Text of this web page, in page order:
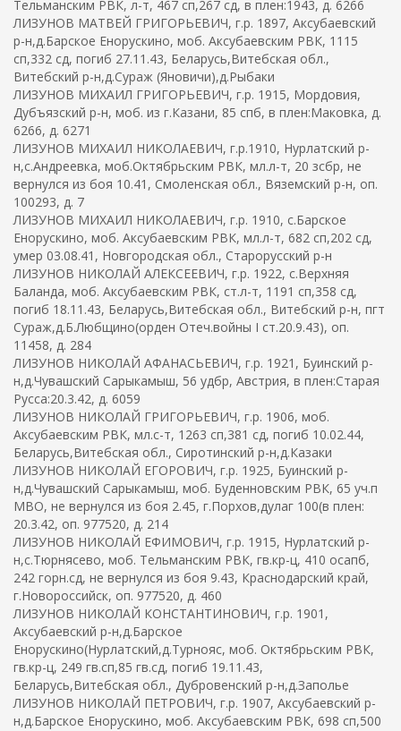
Тельманским РВК, л-т, 467 сп,267 сд, в плен:1943, д. 6266
ЛИЗУНОВ МАТВЕЙ ГРИГОРЬЕВИЧ, г.р. 1897, Аксубаевский
р-н,д.Барское Енорускино, моб. Аксубаевским РВК, 1115
сп,332 сд, погиб 27.11.43, Беларусь,Витебская обл.,
Витебский р-н,д.Сураж (Яновичи),д.Рыбаки
ЛИЗУНОВ МИХАИЛ ГРИГОРЬЕВИЧ, г.р. 1915, Мордовия,
Дубъязский р-н, моб. из г.Казани, 85 спб, в плен:Маковка, д.
6266, д. 6271
ЛИЗУНОВ МИХАИЛ НИКОЛАЕВИЧ, г.р.1910, Нурлатский р-
н,с.Андреевка, моб.Октябрьским РВК, мл.л-т, 20 зсбр, не
вернулся из боя 10.41, Смоленская обл., Вяземский р-н, оп.
100293, д. 7
ЛИЗУНОВ МИХАИЛ НИКОЛАЕВИЧ, г.р. 1910, с.Барское
Енорускино, моб. Аксубаевским РВК, мл.л-т, 682 сп,202 сд,
умер 03.08.41, Новгородская обл., Старорусский р-н
ЛИЗУНОВ НИКОЛАЙ АЛЕКСЕЕВИЧ, г.р. 1922, с.Верхняя
Баланда, моб. Аксубаевским РВК, ст.л-т, 1191 сп,358 сд,
погиб 18.11.43, Беларусь,Витебская обл., Витебский р-н, пгт
Сураж,д.Б.Любщино(орден Отеч.войны I ст.20.9.43), оп.
11458, д. 284
ЛИЗУНОВ НИКОЛАЙ АФАНАСЬЕВИЧ, г.р. 1921, Буинский р-
н,д.Чувашский Сарыкамыш, 56 удбр, Австрия, в плен:Старая
Русса:20.3.42, д. 6059
ЛИЗУНОВ НИКОЛАЙ ГРИГОРЬЕВИЧ, г.р. 1906, моб.
Аксубаевским РВК, мл.с-т, 1263 сп,381 сд, погиб 10.02.44,
Беларусь,Витебская обл., Сиротинский р-н,д.Казаки
ЛИЗУНОВ НИКОЛАЙ ЕГОРОВИЧ, г.р. 1925, Буинский р-
н,д.Чувашский Сарыкамыш, моб. Буденновским РВК, 65 уч.п
МВО, не вернулся из боя 2.45, г.Порхов,дулаг 100(в плен:
20.3.42, оп. 977520, д. 214
ЛИЗУНОВ НИКОЛАЙ ЕФИМОВИЧ, г.р. 1915, Нурлатский р-
н,с.Тюрнясево, моб. Тельманским РВК, гв.кр-ц, 410 осапб,
242 горн.сд, не вернулся из боя 9.43, Краснодарский край,
г.Новороссийск, оп. 977520, д. 460
ЛИЗУНОВ НИКОЛАЙ КОНСТАНТИНОВИЧ, г.р. 1901,
Аксубаевский р-н,д.Барское
Енорускино(Нурлатский,д.Турнояс, моб. Октябрьским РВК,
гв.кр-ц, 249 гв.сп,85 гв.сд, погиб 19.11.43,
Беларусь,Витебская обл., Дубровенский р-н,д.Заполье
ЛИЗУНОВ НИКОЛАЙ ПЕТРОВИЧ, г.р. 1907, Аксубаевский р-
н,д.Барское Енорускино, моб. Аксубаевским РВК, 698 сп,500